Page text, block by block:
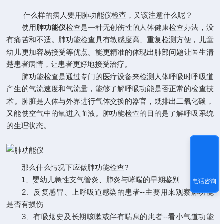
什么样的病人要用肺功能仪检查，又该注意什么呢？
使用肺功能仪检查是一种无创伤性的人体健康检查办法，没
有痛苦和不适。肺功能检查具有敏感度高、重复检测方便，儿童
幼儿更加容易接受等优点。能更精准的体现出肺部问题让医生清
楚患者病情，让患者更好地接受治疗。
肺功能检查是通过专门的医疗设备来检测人体呼吸时呼吸道
产生的气流速度和气流量，能够了解呼吸功能是否正常的检查技
术。肺脏是人体与外界进行气体交换的器官，既排出二氧化碳，
又能使空气中的氧进入血液。肺功能检查的目的是了解呼吸系统
的生理状态。
那么什么情况下应做肺功能检查?
1、婴幼儿急性支气管炎、肺炎与哮喘的早期鉴别
2、反复感冒、上呼吸道感染的患者--主要用来观察肺功能
是否有损伤
3、有吸烟史及长期咳嗽或伴有喘息的患者--看小气道功能
电话咨询